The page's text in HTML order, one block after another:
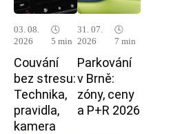
03. 08.
2026
🕓
5 min
Couvání
bez stresu:
Technika,
pravidla,
kamera
31. 07.
2026
🕓
7 min
Parkování
v Brně:
zóny, ceny
a P+R 2026